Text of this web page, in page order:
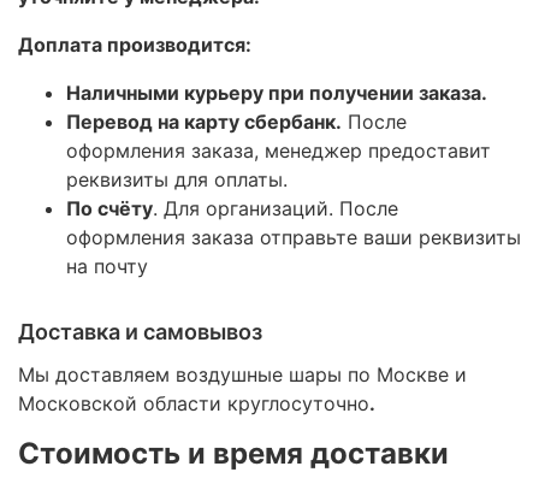
Доплата производится:
Наличными курьеру при получении заказа.
Перевод на карту сбербанк. После
оформления заказа, менеджер предоставит
реквизиты для оплаты.
По счёту. Для организаций. После
оформления заказа отправьте ваши реквизиты
на почту
Доставка и самовывоз
Мы доставляем воздушные шары по Москве и
Московской области круглосуточно.
Стоимость и время доставки